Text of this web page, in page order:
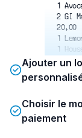
1
2 GI
20.00
1
1
1
1
1
2
2
2 Taco
Ajouter un
Choisir le
paiement